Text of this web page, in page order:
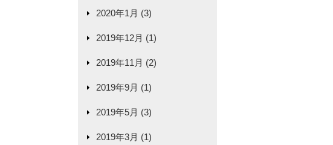
2020年1月 (3)
2019年12月 (1)
2019年11月 (2)
2019年9月 (1)
2019年5月 (3)
2019年3月 (1)